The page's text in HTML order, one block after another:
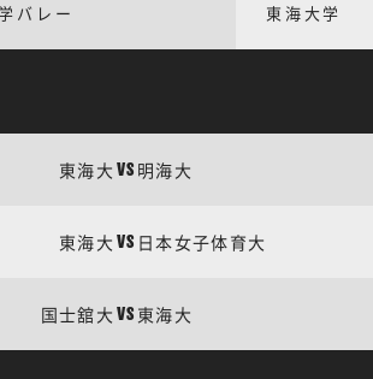
バレー 東海大学
東海大 VS 明海大
東海大 VS 日本女子体育大
国士舘大 VS 東海大